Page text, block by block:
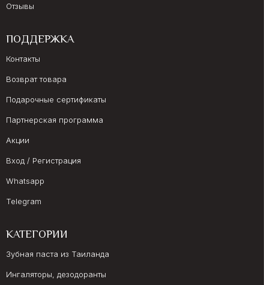
Отзывы
ПОДДЕРЖКА
Контакты
Возврат товара
Подарочные сертификаты
Партнерская программа
Акции
Вход / Регистрация
Whatsapp
Telegram
КАТЕГОРИИ
Зубная паста из Таиланда
Ингаляторы, дезодоранты